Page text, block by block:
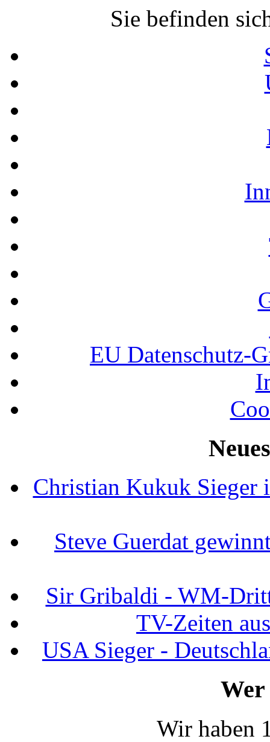
Sie befinden
EU Datenschutz-
Christian Kukuk
Steve Guerdat
Sir Gribaldi - WM-
TV-Zeiten
USA Sieger -
Wir haben